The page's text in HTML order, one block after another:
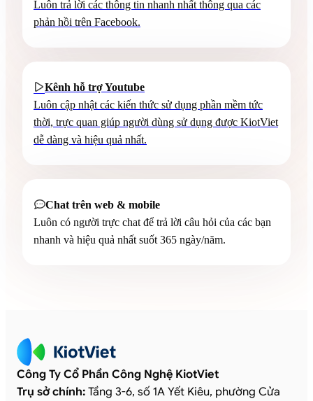
Luôn trả lời các thông tin nhanh nhất thông qua các
phản hồi trên Facebook.
Kênh hỗ trợ Youtube
Luôn cập nhật các kiến thức sử dụng phần mềm tức
thời, trực quan giúp người dùng sử dụng được KiotViet
dễ dàng và hiệu quả nhất.
Chat trên web & mobile
Luôn có người trực chat để trả lời câu hỏi của các bạn
nhanh và hiệu quả nhất suốt 365 ngày/năm.
Công Ty Cổ Phần Công Nghệ KiotViet
Trụ sở chính: Tầng 3-6, số 1A Yết Kiêu, phường Cửa